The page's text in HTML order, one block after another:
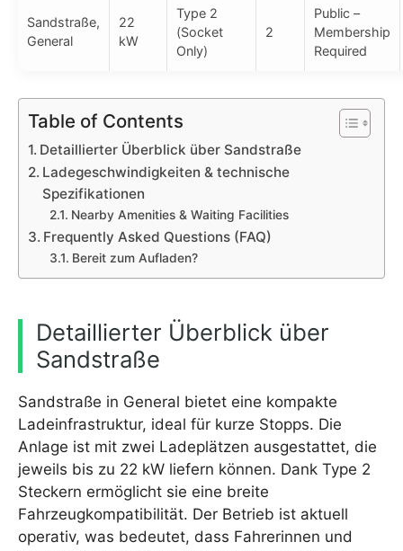
Sandstraße,
General
22
kW
Type 2
(Socket
Only)
2
Public –
Membership
Required
Table of Contents
Detaillierter Überblick über Sandstraße
Ladegeschwindigkeiten & technische
Spezifikationen
Nearby Amenities & Waiting Facilities
Frequently Asked Questions (FAQ)
Bereit zum Aufladen?
Detaillierter Überblick über
Sandstraße
Sandstraße in General bietet eine kompakte
Ladeinfrastruktur, ideal für kurze Stopps. Die
Anlage ist mit zwei Ladeplätzen ausgestattet, die
jeweils bis zu 22 kW liefern können. Dank Type 2
Steckern ermöglicht sie eine breite
Fahrzeugkompatibilität. Der Betrieb ist aktuell
operativ, was bedeutet, dass Fahrerinnen und